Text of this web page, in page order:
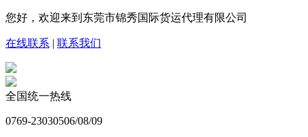
您好，欢迎来到东莞市锦秀国际货运代理有限公司
在线联系 | 联系我们
全国统一热线
0769-23030506/08/09